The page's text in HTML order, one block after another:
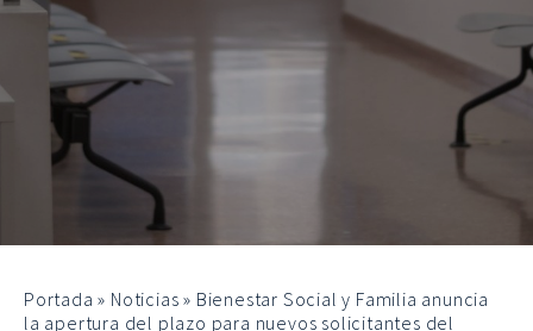
Portada » Noticias » Bienestar Social y Familia anuncia
la apertura del plazo para nuevos solicitantes del